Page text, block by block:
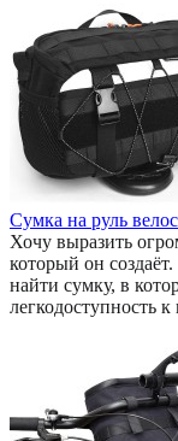
Сумка на руль
Хочу выразить
который он
найти сумку, в
легкодоступность